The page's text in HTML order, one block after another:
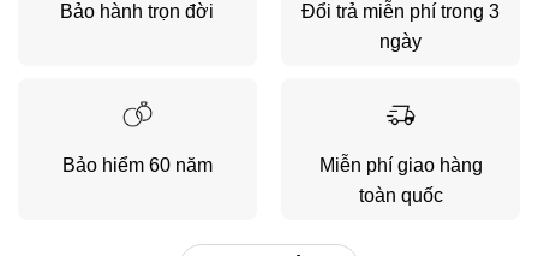
Bảo hành trọn đời
Đổi trả miễn phí trong 3
ngày
Bảo hiểm 60 năm
Miễn phí giao hàng
toàn quốc